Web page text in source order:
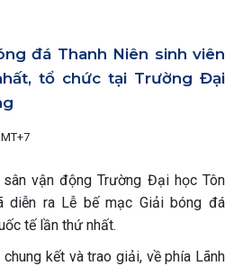
đá Thanh Niên sinh viên
tổ chức tại Trường Đại
vận động Trường Đại học Tôn
diễn ra Lễ bế mạc Giải bóng đá
tế lần thứ nhất.
kết và trao giải, về phía Lãnh